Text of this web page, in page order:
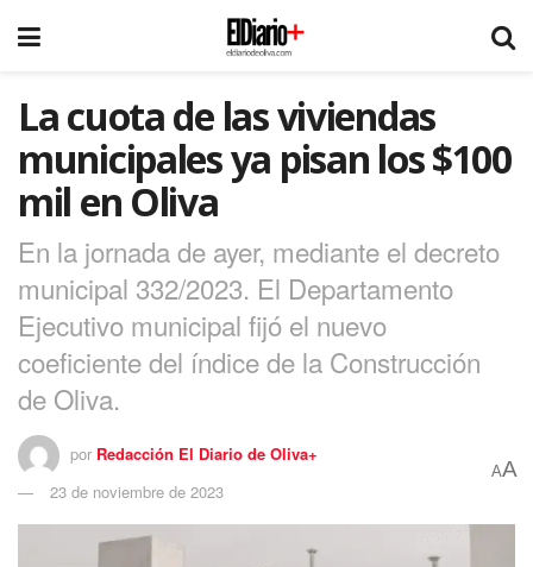
La cuota de las viviendas
municipales ya pisan los $100
mil en Oliva
En la jornada de ayer, mediante el decreto
municipal 332/2023. El Departamento
Ejecutivo municipal fijó el nuevo
coeficiente del índice de la Construcción
de Oliva.
por Redacción El Diario de Oliva+
23 de noviembre de 2023
AA